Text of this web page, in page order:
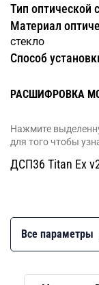
Тип оптической
Материал
стекло
Способ
РАСШИФРОВКА
Нажмите
для того чтобы
ДСП36 Titan Ex
Все параметры